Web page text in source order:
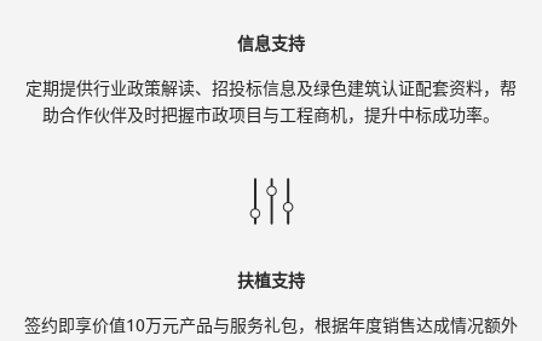
信息支持
定期提供行业政策解读、招投标信息及绿色建筑认证配套资料，帮
助合作伙伴及时把握市政项目与工程商机，提升中标成功率。
扶植支持
签约即享价值10万元产品与服务礼包，根据年度销售达成情况额外